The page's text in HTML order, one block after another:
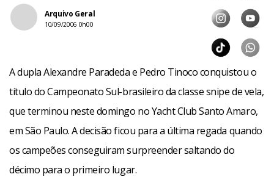
Arquivo Geral
10/09/2006 0h00
A dupla Alexandre Paradeda e Pedro Tinoco conquistou o
título do Campeonato Sul-brasileiro da classe snipe de vela,
que terminou neste domingo no Yacht Club Santo Amaro,
em São Paulo. A decisão ficou para a última regada quando
os campeões conseguiram surpreender saltando do
décimo para o primeiro lugar.